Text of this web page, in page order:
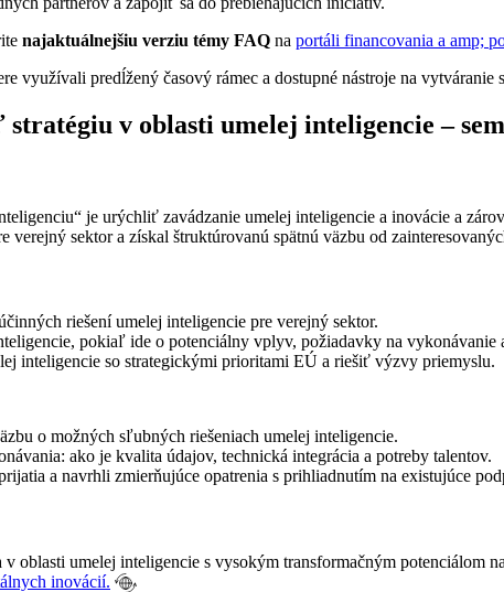
najaktuálnejšiu verziu témy FAQ na portáli financovania a amp;
využívali predĺžený časový rámec a dostupné nástroje na
v oblasti umelej inteligencie –
je urýchliť zavádzanie umelej inteligencie a inovácie a
verejný sektor a získal štruktúrovanú spätnú väzbu od
riešení umelej inteligencie pre verejný sektor.
pokiaľ ide o potenciálny vplyv, požiadavky na vykonávanie
inteligencie so strategickými prioritami EÚ a riešiť výzvy priemyslu.
o možných sľubných riešeniach umelej inteligencie.
ako je kvalita údajov, technická integrácia a potreby talentov.
a navrhli zmierňujúce opatrenia s prihliadnutím na existujúce
oblasti umelej inteligencie s vysokým transformačným potenciálom
inovácií.